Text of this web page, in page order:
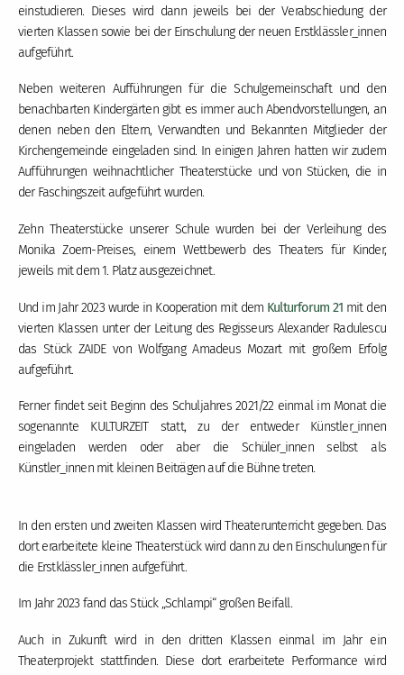
einstudieren. Dieses wird dann jeweils bei der Verabschiedung der
vierten Klassen sowie bei der Einschulung der neuen Erstklässler_innen
aufgeführt.
Neben weiteren Aufführungen für die Schulgemeinschaft und den
benachbarten Kindergärten gibt es immer auch Abendvorstellungen, an
denen neben den Eltern, Verwandten und Bekannten Mitglieder der
Kirchengemeinde eingeladen sind. In einigen Jahren hatten wir zudem
Aufführungen weihnachtlicher Theaterstücke und von Stücken, die in
der Faschingszeit aufgeführt wurden.
Zehn Theaterstücke unserer Schule wurden bei der Verleihung des
Monika Zoern-Preises, einem Wettbewerb des Theaters für Kinder,
jeweils mit dem 1. Platz ausgezeichnet.
Und im Jahr 2023 wurde in Kooperation mit dem Kulturforum 21 mit den
vierten Klassen unter der Leitung des Regisseurs Alexander Radulescu
das Stück ZAIDE von Wolfgang Amadeus Mozart mit großem Erfolg
aufgeführt.
Ferner findet seit Beginn des Schuljahres 2021/22 einmal im Monat die
sogenannte KULTURZEIT statt, zu der entweder Künstler_innen
eingeladen werden oder aber die Schüler_innen selbst als
Künstler_innen mit kleinen Beiträgen auf die Bühne treten.
In den ersten und zweiten Klassen wird Theaterunterricht gegeben. Das
dort erarbeitete kleine Theaterstück wird dann zu den Einschulungen für
die Erstklässler_innen aufgeführt.
Im Jahr 2023 fand das Stück „Schlampi“ großen Beifall.
Auch in Zukunft wird in den dritten Klassen einmal im Jahr ein
Theaterprojekt stattfinden. Diese dort erarbeitete Performance wird